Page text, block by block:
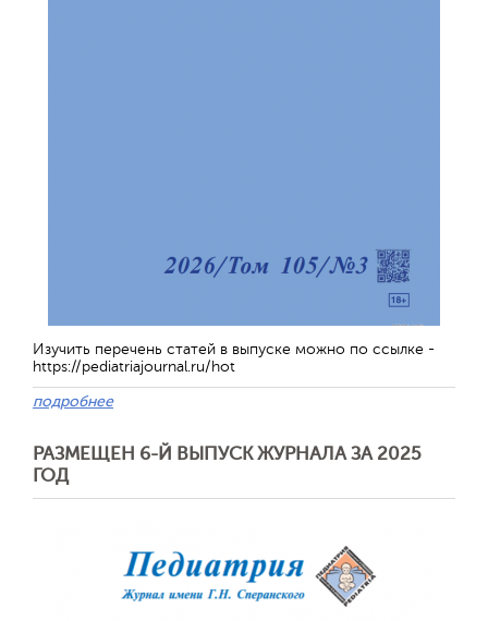
Изучить перечень статей в выпуске можно по ссылке -
https://pediatriajournal.ru/hot
подробнее
РАЗМЕЩЕН 6-Й ВЫПУСК ЖУРНАЛА ЗА 2025
ГОД